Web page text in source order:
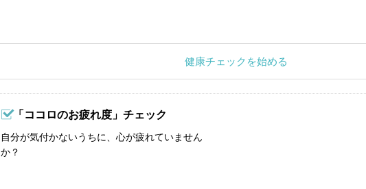
健康チェックを始める
「ココロのお疲れ度」チェック
自分が気付かないうちに、心が疲れていません
か？